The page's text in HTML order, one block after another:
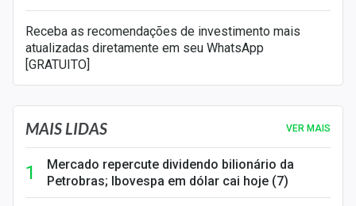
Receba as recomendações de investimento mais
atualizadas diretamente em seu WhatsApp
[GRATUITO]
MAIS LIDAS VER MAIS
Mercado repercute dividendo bilionário da
Petrobras; Ibovespa em dólar cai hoje (7)